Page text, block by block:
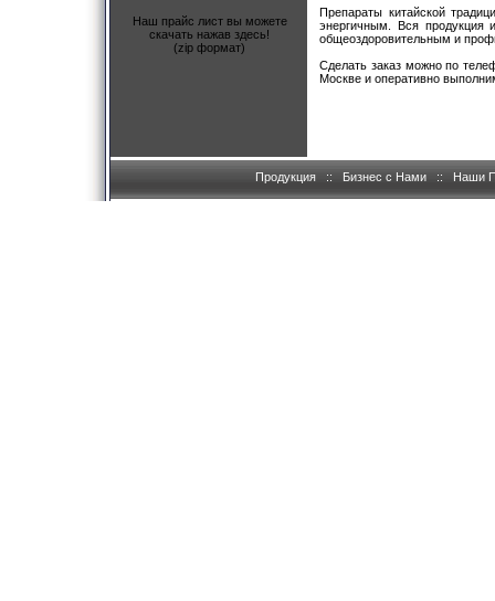
Наш прайс лист вы можете
скачать нажав здесь!
(zip формат)
Препараты китайской
энергичным. Вся продукция
общеоздоровительным и
Cделать заказ можно по
Москве и оперативно
Продукция :: Бизнес с Нами :: Наши